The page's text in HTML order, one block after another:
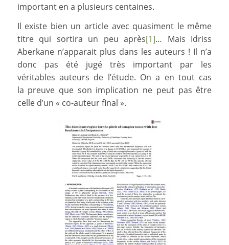
important en a plusieurs centaines.
Il existe bien un article avec quasiment le même
titre qui sortira un peu après[1]… Mais Idriss
Aberkane n’apparait plus dans les auteurs ! Il n’a
donc pas été jugé très important par les
véritables auteurs de l’étude. On a en tout cas
la preuve que son implication ne peut pas être
celle d’un « co-auteur final ».